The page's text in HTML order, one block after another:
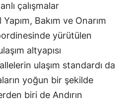
çalışmalar
Bakım ve Onarım
yürütülen
altyapısı
ulaşım standardı da
yoğun bir şekilde
biri de Andırın